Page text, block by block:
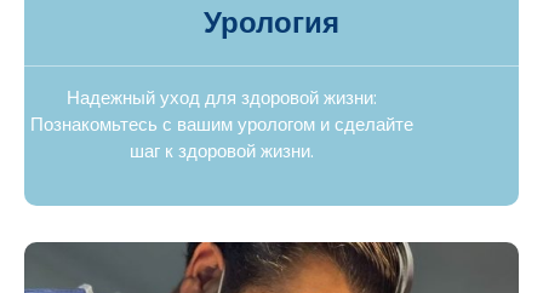
Урология
Надежный уход для здоровой жизни:
Познакомьтесь с вашим урологом и сделайте
шаг к здоровой жизни.